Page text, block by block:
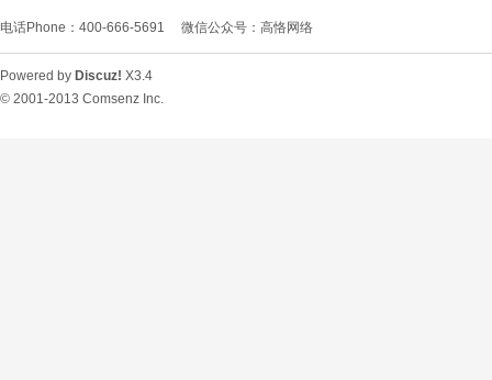
电话Phone：400-666-5691 微信公众号：高恪网络
Powered by Discuz! X3.4
© 2001-2013 Comsenz Inc.